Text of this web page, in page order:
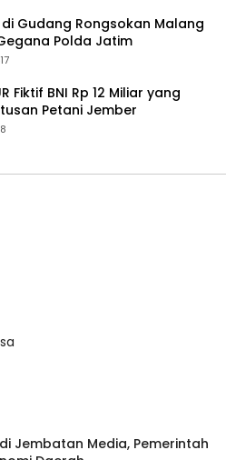
Gudang Rongsokan Malang
Polda Jatim
Fiktif BNI Rp 12 Miliar yang
Petani Jember
Jembatan Media, Pemerintah